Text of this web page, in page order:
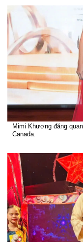
Mimi Khương đăng
Canada.